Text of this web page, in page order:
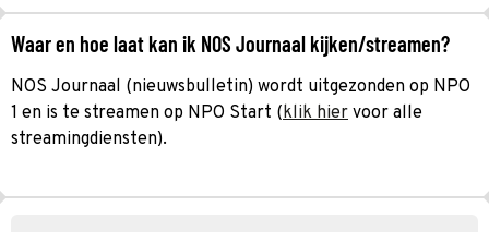
Waar en hoe laat kan ik NOS Journaal kijken/streamen?
NOS Journaal (nieuwsbulletin) wordt uitgezonden op NPO
1 en is te streamen op NPO Start (klik hier voor alle
streamingdiensten).